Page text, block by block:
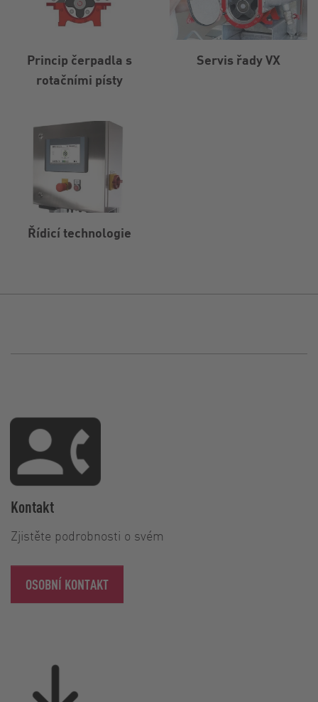
Princip čerpadla s
rotačními písty
Servis řady VX
Řídicí technologie
Kontakt
Zjistěte podrobnosti o svém
OSOBNÍ KONTAKT